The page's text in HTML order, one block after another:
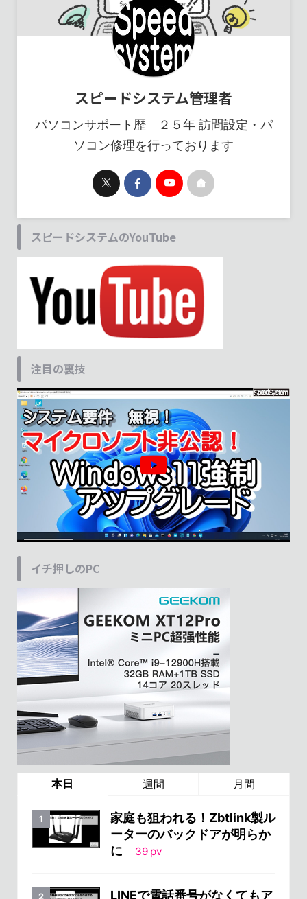
スピードシステム管理者
パソコンサポート歴 ２５年 訪問設定・パ
ソコン修理を行っております
スピードシステムのYouTube
注目の裏技
イチ押しのPC
本日 週間 月間
家庭も狙われる！Zbtlink製ル
ーターのバックドアが明らか
に
39 pv
LINEで電話番号がなくてもア